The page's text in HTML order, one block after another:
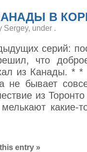
В
Sergey, under .
серий:
что
из Канады. *
не бывает
из Торонто
какие-
entry »